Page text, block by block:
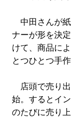
中田さんが紙
ナーが形を決
けて、商品に
とつひとつ手
店頭で売り出
始。するとイ
のたびに売り